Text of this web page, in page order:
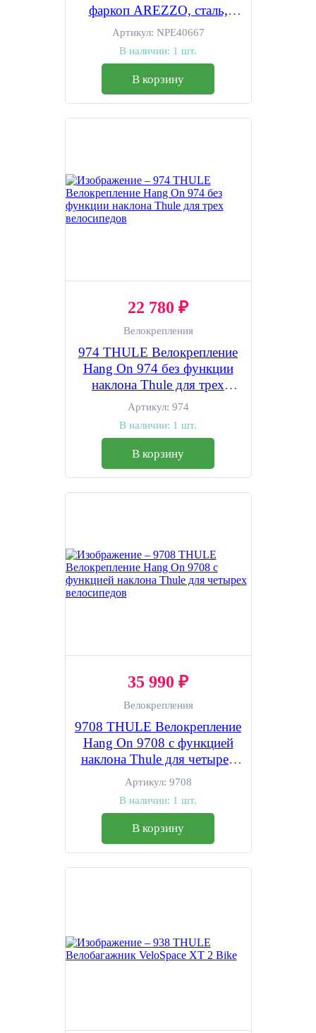
фаркоп AREZZO, сталь,
откидной, для 4 в-дов весом
до 15 кг, фиксация
велосипеда за верхнюю
трубу рамы (max D:60 мм),
цвет: серый, упаковка-
картонная коробка
Артикул: NPE40667
В наличии: 1 шт.
В корзину
22 780 ₽
Велокрепления
974 THULE Велокрепление
Hang On 974 без функции
наклона Thule для трех
велосипедов
Артикул: 974
В наличии: 1 шт.
В корзину
35 990 ₽
Велокрепления
9708 THULE Велокрепление
Hang On 9708 с функцией
наклона Thule для четырех
велосипедов
Артикул: 9708
В наличии: 1 шт.
В корзину